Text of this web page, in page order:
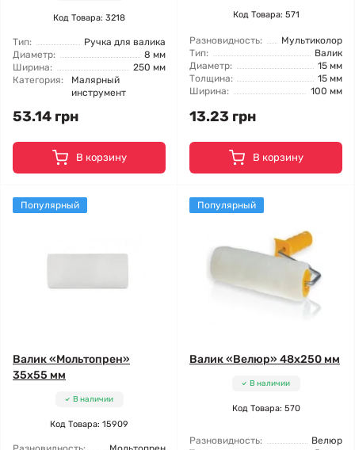
Код Товара: 3218
Тип:
Ручка для валика
Диаметр:
8 мм
Ширина:
250 мм
Категория:
Малярный
инструмент
53.14 грн
В корзину
Код Товара: 571
Разновидность:
Мультиколор
Тип:
Валик
Диаметр:
15 мм
Толщина:
15 мм
Ширина:
100 мм
13.23 грн
В корзину
Популярный
Валик «Мольтопрен»
35x55 мм
В наличии
Код Товара: 15909
Популярный
Валик «Велюр» 48x250 мм
В наличии
Код Товара: 570
Разновидность:
Велюр